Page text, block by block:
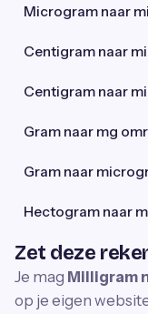
Microgram naar
Centigram naar
Centigram naar
Gram naar mg
Gram naar
Hectogram naar
Zet deze
Je mag Milligram
op je eigen